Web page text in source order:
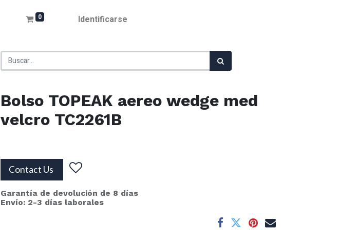
0 Identificarse
Bolso TOPEAK aereo wedge med
velcro TC2261B
Contact Us
Garantía de devolución de 8 días
Envío: 2-3 días laborales